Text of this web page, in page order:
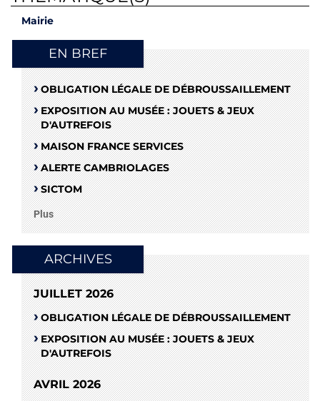
Mairie
EN BREF
OBLIGATION LÉGALE DE DÉBROUSSAILLEMENT
EXPOSITION AU MUSÉE : JOUETS & JEUX
D'AUTREFOIS
MAISON FRANCE SERVICES
ALERTE CAMBRIOLAGES
SICTOM
Plus
ARCHIVES
JUILLET 2026
OBLIGATION LÉGALE DE DÉBROUSSAILLEMENT
EXPOSITION AU MUSÉE : JOUETS & JEUX
D'AUTREFOIS
AVRIL 2026